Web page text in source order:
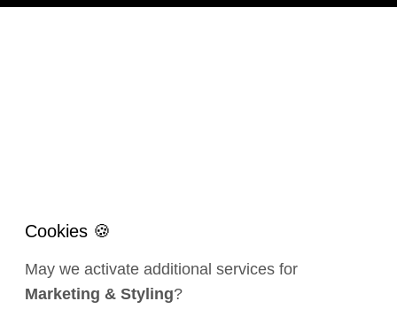
May we activate additional services for
Marketing & Styling?